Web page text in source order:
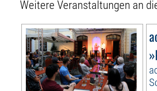
Weitere Veranstaltungen an